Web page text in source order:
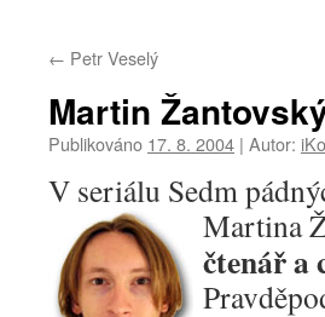
webu
← Petr Veselý
Martin
Publikováno 17. 8. 2004 | Autor:
V seriálu Sedm
Martina
čtenář a